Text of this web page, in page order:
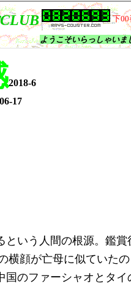
2018-6
17
いう人間の根源。鑑
顔が亡母に似ていたの
のファーシャオとタ